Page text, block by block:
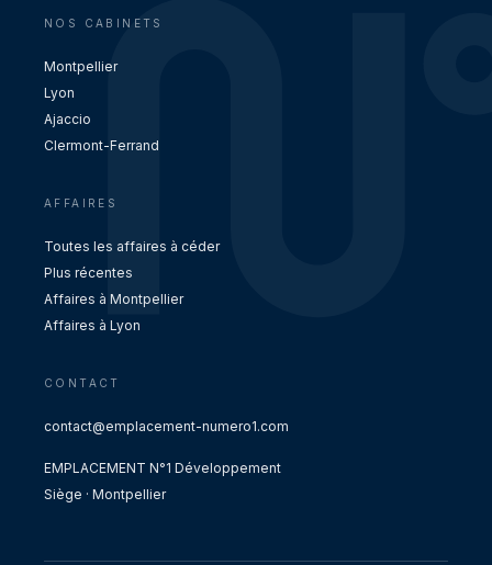
NOS CABINETS
Montpellier
Lyon
Ajaccio
Clermont-Ferrand
AFFAIRES
Toutes les affaires à céder
Plus récentes
Affaires à Montpellier
Affaires à Lyon
CONTACT
contact@emplacement-numero1.com
EMPLACEMENT N°1 Développement
Siège · Montpellier